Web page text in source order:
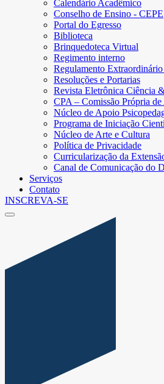
Calendário Acadêmico
Conselho de Ensino - CEPE
Portal do Egresso
Biblioteca
Brinquedoteca Virtual
Regimento interno
Regulamento
Resoluções e Portarias
Revista Eletrônica Ciência
CPA – Comissão Própria
Núcleo de Apoio
Programa de Iniciação
Núcleo de Arte e Cultura
Política de Privacidade
Curricularização da
Canal de Comunicação do
Serviços
Contato
INSCREVA-SE